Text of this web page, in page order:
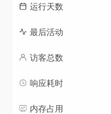
运行天数
最后活动
访客总数
响应耗时
内存占用